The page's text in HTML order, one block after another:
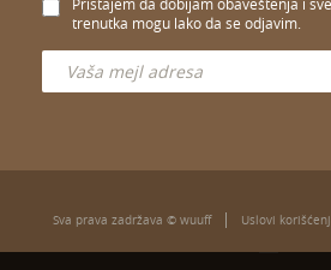
trenutka mogu lako da se odjavim.
Sva prava zadržava © wuuff Uslovi